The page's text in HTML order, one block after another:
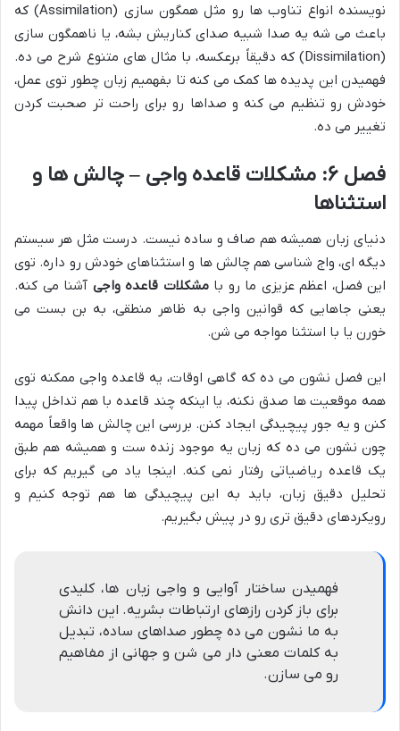
نویسنده انواع تناوب ها رو مثل همگون سازی (Assimilation) که
باعث می شه یه صدا شبیه صدای کناریش بشه، یا ناهمگون سازی
(Dissimilation) که دقیقاً برعکسه، با مثال های متنوع شرح می ده.
فهمیدن این پدیده ها کمک می کنه تا بفهمیم زبان چطور توی عمل،
خودش رو تنظیم می کنه و صداها رو برای راحت تر صحبت کردن
تغییر می ده.
فصل ۶: مشکلات قاعده واجی – چالش ها و
استثناها
دنیای زبان همیشه هم صاف و ساده نیست. درست مثل هر سیستم
دیگه ای، واج شناسی هم چالش ها و استثناهای خودش رو داره. توی
این فصل، اعظم عزیزی ما رو بامشکلات قاعده واجی آشنا می کنه.
یعنی جاهایی که قوانین واجی به ظاهر منطقی، به بن بست می
خورن یا با استثنا مواجه می شن.
این فصل نشون می ده که گاهی اوقات، یه قاعده واجی ممکنه توی
همه موقعیت ها صدق نکنه، یا اینکه چند قاعده با هم تداخل پیدا
کنن و یه جور پیچیدگی ایجاد کنن. بررسی این چالش ها واقعاً مهمه
چون نشون می ده که زبان یه موجود زنده ست و همیشه هم طبق
یک قاعده ریاضیاتی رفتار نمی کنه. اینجا یاد می گیریم که برای
تحلیل دقیق زبان، باید به این پیچیدگی ها هم توجه کنیم و
رویکردهای دقیق تری رو در پیش بگیریم.
فهمیدن ساختار آوایی و واجی زبان ها، کلیدی
برای باز کردن رازهای ارتباطات بشریه. این دانش
به ما نشون می ده چطور صداهای ساده، تبدیل
به کلمات معنی دار می شن و جهانی از مفاهیم
رو می سازن.